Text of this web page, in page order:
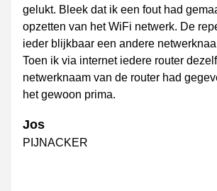
gelukt. Bleek dat ik een fout had
opzetten van het WiFi netwerk. De
ieder blijkbaar een andere
Toen ik via internet iedere router
netwerknaam van de router had
het gewoon prima.
Jos
PIJNACKER